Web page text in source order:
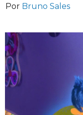
Por Bruno Sales